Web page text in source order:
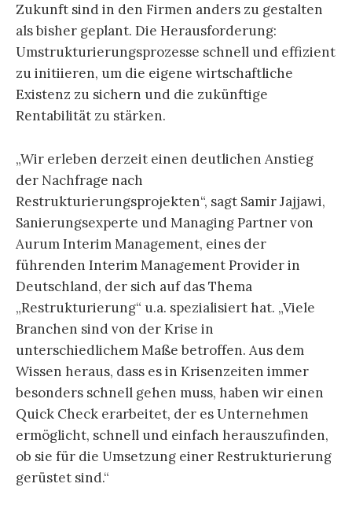
Zukunft sind in den Firmen anders zu gestalten
als bisher geplant. Die Herausforderung:
Umstrukturierungsprozesse schnell und effizient
zu initiieren, um die eigene wirtschaftliche
Existenz zu sichern und die zukünftige
Rentabilität zu stärken.
„Wir erleben derzeit einen deutlichen Anstieg
der Nachfrage nach
Restrukturierungsprojekten“, sagt Samir Jajjawi,
Sanierungsexperte und Managing Partner von
Aurum Interim Management, eines der
führenden Interim Management Provider in
Deutschland, der sich auf das Thema
„Restrukturierung“ u.a. spezialisiert hat. „Viele
Branchen sind von der Krise in
unterschiedlichem Maße betroffen. Aus dem
Wissen heraus, dass es in Krisenzeiten immer
besonders schnell gehen muss, haben wir einen
Quick Check erarbeitet, der es Unternehmen
ermöglicht, schnell und einfach herauszufinden,
ob sie für die Umsetzung einer Restrukturierung
gerüstet sind.“